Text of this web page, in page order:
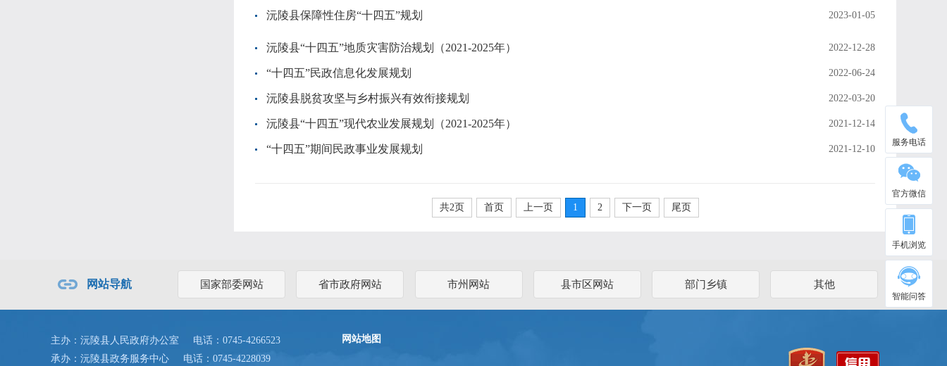
沅陵县保障性住房“十四五”规划 2023-01-05
沅陵县“十四五”地质灾害防治规划（2021-2025年） 2022-12-28
“十四五”民政信息化发展规划 2022-06-24
沅陵县脱贫攻坚与乡村振兴有效衔接规划 2022-03-20
沅陵县“十四五”现代农业发展规划（2021-2025年） 2021-12-14
“十四五”期间民政事业发展规划 2021-12-10
共2页 首页 上一页 1 2 下一页 尾页
服务电话
官方微信
手机浏览
智能问答
网站导航 国家部委网站 省市政府网站 市州网站 县市区网站 部门乡镇 其他
主办：沅陵县人民政府办公室
电话：0745-4266523
承办：沅陵县政务服务中心
电话：0745-4228039
网站地图